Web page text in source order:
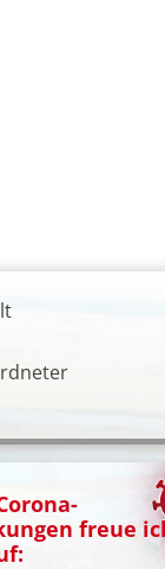
freue